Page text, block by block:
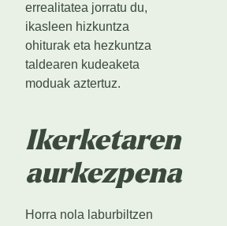
errealitatea jorratu du,
ikasleen hizkuntza
ohiturak eta hezkuntza
taldearen kudeaketa
moduak aztertuz.
Ikerketaren
aurkezpena
Horra nola laburbiltzen